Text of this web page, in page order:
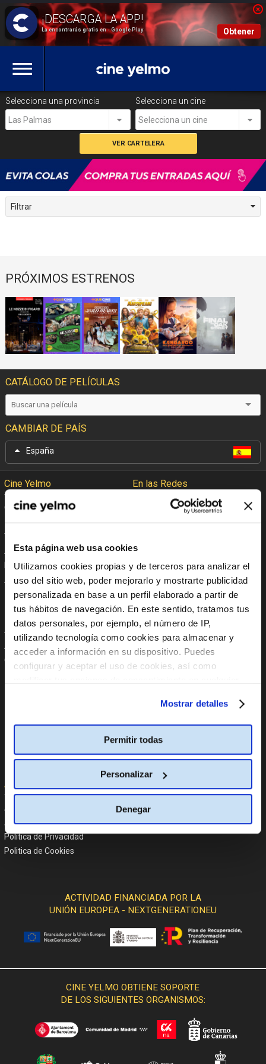
La encontrarás gratis en - Google Play Obtener
Esta página web usa cookies
Utilizamos cookies propias y de terceros para analizar el
uso del sitio web, poder mejorarlo y mostrarte publicidad
personalizada en base a un perfil elaborado a partir de
tus hábitos de navegación. En este sentido, tratamos tus
datos personales, por ejemplo, el número de IP,
utilizando tecnología como cookies para almacenar y
acceder a información en su dispositivo. Puedes
configurar y aceptar el uso de cookies, así como
Mostrar detalles
Permitir todas
Personalizar
Denegar
Selecciona una provincia
Las Palmas
Selecciona un cine
Selecciona un cine
Filtrar
PRÓXIMOS ESTRENOS
CATÁLOGO DE PELÍCULAS
CAMBIAR DE PAÍS
España
Cine Yelmo
Garantía Cine Yelmo
+Que Cine
Trabaja con nosotros
Anúnciate en Cine Yelmo
Reservas de colegios
Apoyo Institucional
En las Redes
Twitter
Tik Tok
YouTube
Linkedin
Aplicaciones móviles
En tu Móvil
App Store
Google Play
Políticas
anticorrupción
Política Global de Protección
Política Global de Diversidad,
No Discriminación y No Acoso
Línea de Denuncia
Informe PCbCR
Ayuda
Atención al cliente
Aviso Legal
Política de Privacidad
Politica de Cookies
ACTIVIDAD FINANCIADA POR LA
UNIÓN EUROPEA - NEXTGENERATIONEU
CINE YELMO OBTIENE SOPORTE
DE LOS SIGUIENTES ORGANISMOS: